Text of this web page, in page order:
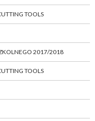
TOOLS
2017/2018
TOOLS